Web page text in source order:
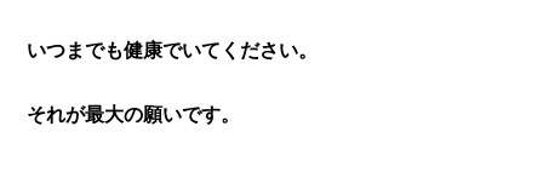
いつまでも健康でいてください。
それが最大の願いです。